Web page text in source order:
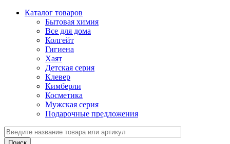
Каталог товаров
Бытовая химия
Все для дома
Колгейт
Гигиена
Хаят
Детская серия
Клевер
Кимберли
Косметика
Мужская серия
Подарочные предложения